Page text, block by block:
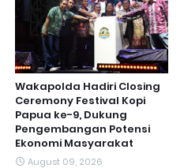
Wakapolda Hadiri Closing
Ceremony Festival Kopi
Papua ke-9, Dukung
Pengembangan Potensi
Ekonomi Masyarakat
August 09, 2026